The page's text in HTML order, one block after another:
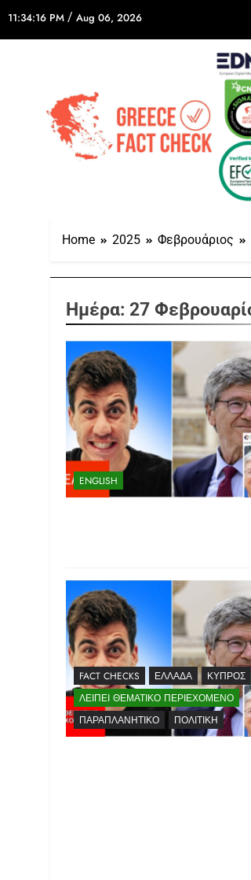
11:34:16 PM / Aug 06, 2026
Home 2025 Φεβρουάριος
Ημέρα: 27
ENGLISH
FACT CHECKS ΕΛΛΆΔΑ
ΚΎΠΡΟΣ
ΛΕΊΠΕΙ ΘΕΜΑΤΙΚΌ ΠΕΡΙΕΧΌΜΕΝΟ
ΠΑΡΑΠΛΑΝΗΤΙΚΌ
ΠΟΛΙΤΙΚΉ